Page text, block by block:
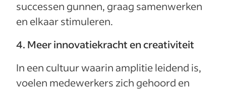
successen gunnen, graag samenwerken
en elkaar stimuleren.
4. Meer innovatiekracht en creativiteit
In een cultuur waarin amplitie leidend is,
voelen medewerkers zich gehoord en